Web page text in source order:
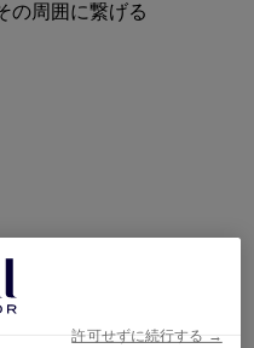
の周囲に繋げる
許可せずに続行する →